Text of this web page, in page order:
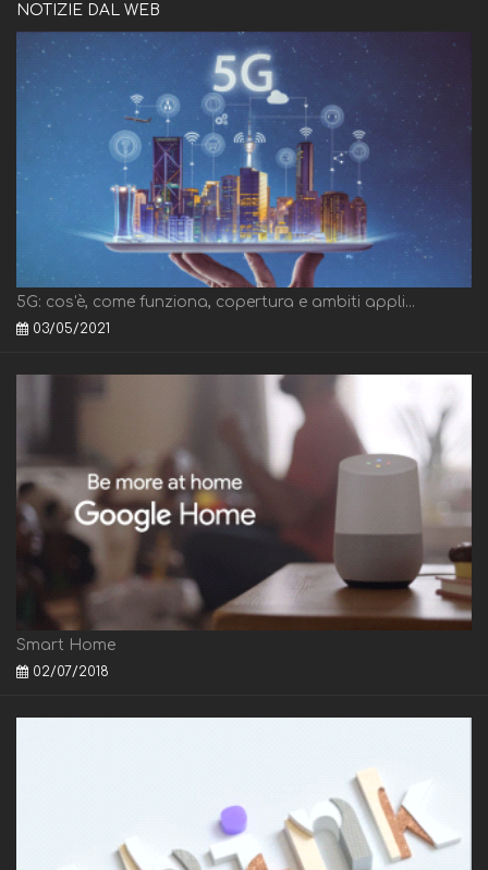
NOTIZIE DAL WEB
5G: cos'è, come funziona, copertura e ambiti appli...
03/05/2021
Smart Home
02/07/2018